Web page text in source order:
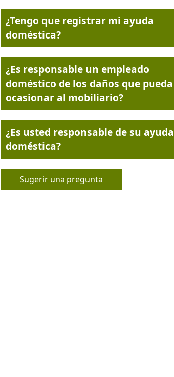
¿Tengo que registrar mi ayuda
doméstica?
¿Es responsable un empleado
doméstico de los daños que pueda
ocasionar al mobiliario?
¿Es usted responsable de su ayuda
doméstica?
Sugerir una pregunta